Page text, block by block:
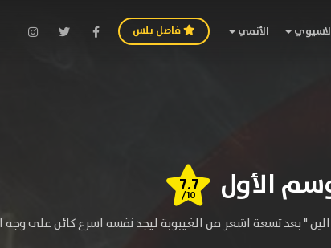
الأنمي فاصل بلس
7.7
/10
" بعد تسعة اشعر من الغيبوبة ليجد نفسه اسرع كائن على